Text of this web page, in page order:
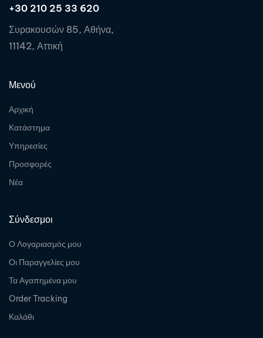
+30 210 25 33 620
Συρακουσών 85, Αθήνα,
11142, Αττική
Μενού
Αρχική
Κατάστημα
Υπηρεσίες
Προσφορές
Νέα
Σύνδεσμοι
Ο Λογαριασμός μου
Οι Παραγγελίες μου
Τα Αγαπημένα μου
Order Tracking
Καλάθι